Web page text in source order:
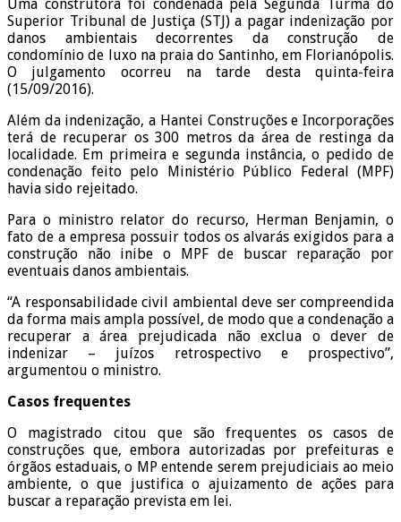
Uma construtora foi condenada pela Segunda Turma do
Superior Tribunal de Justiça (STJ) a pagar indenização por
danos ambientais decorrentes da construção de
condomínio de luxo na praia do Santinho, em Florianópolis.
O julgamento ocorreu na tarde desta quinta-feira
(15/09/2016).
Além da indenização, a Hantei Construções e Incorporações
terá de recuperar os 300 metros da área de restinga da
localidade. Em primeira e segunda instância, o pedido de
condenação feito pelo Ministério Público Federal (MPF)
havia sido rejeitado.
Para o ministro relator do recurso, Herman Benjamin, o
fato de a empresa possuir todos os alvarás exigidos para a
construção não inibe o MPF de buscar reparação por
eventuais danos ambientais.
“A responsabilidade civil ambiental deve ser compreendida
da forma mais ampla possível, de modo que a condenação a
recuperar a área prejudicada não exclua o dever de
indenizar – juízos retrospectivo e prospectivo”,
argumentou o ministro.
Casos frequentes
O magistrado citou que são frequentes os casos de
construções que, embora autorizadas por prefeituras e
órgãos estaduais, o MP entende serem prejudiciais ao meio
ambiente, o que justifica o ajuizamento de ações para
buscar a reparação prevista em lei.